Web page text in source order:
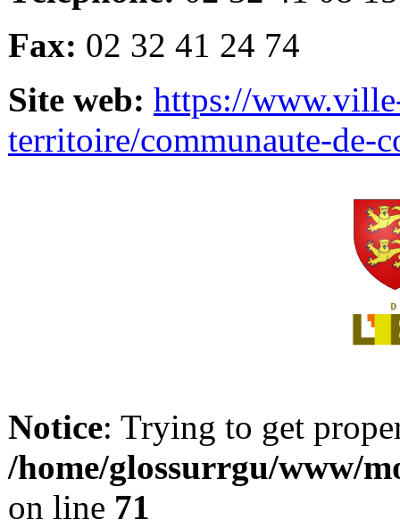
Fax: 02 32 41 24 74
Site web: https://
territoire/communaute-de-
Notice: Trying to get
/home/glossurrgu/www/
on line 71